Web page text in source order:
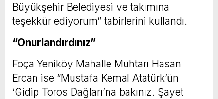
Büyükşehir Belediyesi ve takımına
teşekkür ediyorum” tabirlerini kullandı.
“Onurlandırdınız”
Foça Yeniköy Mahalle Muhtarı Hasan
Ercan ise “Mustafa Kemal Atatürk’ün
‘Gidip Toros Dağları’na bakınız. Şayet